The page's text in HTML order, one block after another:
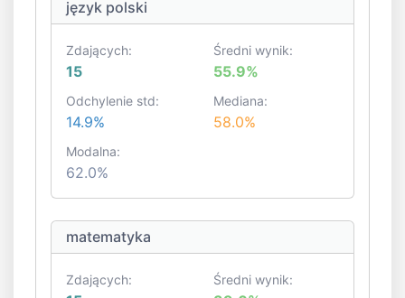
język polski
Zdających:
15
Średni wynik:
55.9%
Odchylenie std:
14.9%
Mediana:
58.0%
Modalna:
62.0%
matematyka
Zdających: Średni wynik: